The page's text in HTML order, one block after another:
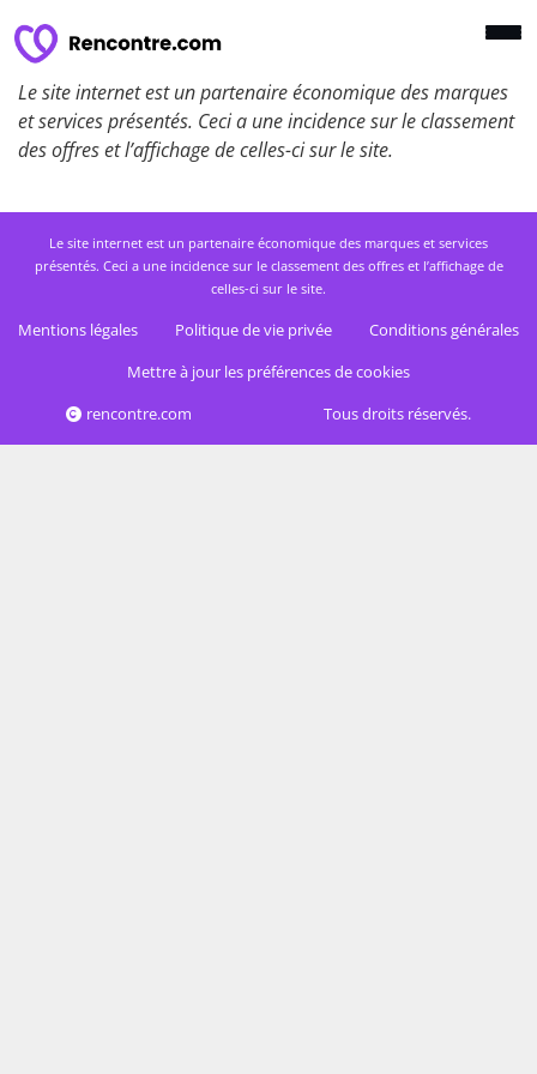
Le site internet est un partenaire économique des marques
et services présentés. Ceci a une incidence sur le classement
des offres et l’affichage de celles-ci sur le site.
Le site internet est un partenaire économique des marques et services
présentés. Ceci a une incidence sur le classement des offres et l’affichage de
celles-ci sur le site.
Mentions légales Politique de vie privée
Conditions générales
Mettre à jour les préférences de cookies
rencontre.com
Tous droits réservés.